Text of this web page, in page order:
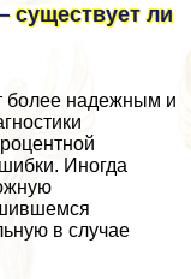
существует ли
более надежным и
Иногда
в случае